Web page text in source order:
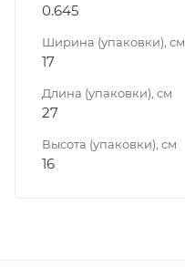
0.645
Ширина (упаковки), см
17
Длина (упаковки), см
27
Высота (упаковки), см
16